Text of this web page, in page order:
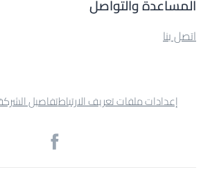
المساعدة والتواصل
اتصل بنا
إعدادات ملفات تعريف الارتباطتفاصيل